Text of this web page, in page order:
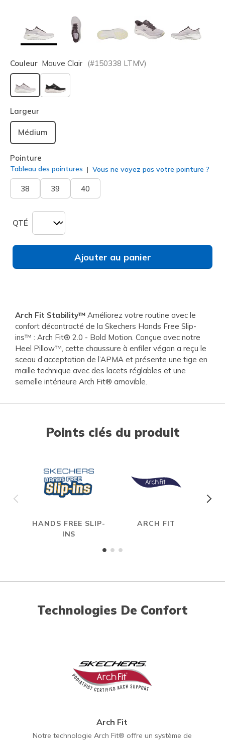
Couleur Mauve Clair (#150338 LTMV)
sélectionné
Largeur
Médium
Pointure
Tableau des pointures Vous ne voyez pas votre pointure ?
38 39 40
QTÉ
Ajouter au panier
Arch Fit Stability™ Améliorez votre routine avec le
confort décontracté de la Skechers Hands Free Slip-
ins™ : Arch Fit® 2.0 - Bold Motion. Conçue avec notre
Heel Pillow™, cette chaussure à enfiler végan a reçu le
sceau d’acceptation de l’APMA et présente une tige en
maille technique avec des lacets réglables et une
semelle intérieure Arch Fit® amovible.
Points clés du produit
HANDS FREE SLIP-
INS
ARCH FIT
Technologies De Confort
Arch Fit
Notre technologie Arch Fit® offre un système de